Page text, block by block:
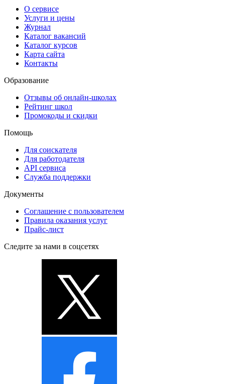
О сервисе
Услуги и цены
Журнал
Каталог вакансий
Каталог курсов
Карта сайта
Контакты
Образование
Отзывы об онлайн-школах
Рейтинг школ
Промокоды и скидки
Помощь
Для соискателя
Для работодателя
API сервиса
Служба поддержки
Документы
Соглашение с пользователем
Правила оказания услуг
Прайс-лист
Следите за нами в соцсетях